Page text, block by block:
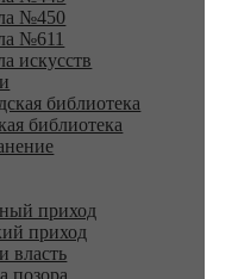
№450
№611
искусств
библиотека
библиотека
приход
приход
власть
позора